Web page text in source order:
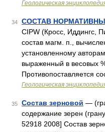
Геологическая
34 СОСТАВ
CIPW (Кросс, Иддингс,
состав магм. п.,
установленному
выраженный в весовых
Противопоставляется
Геологическая
35 Состав зерновой —
содержание зерен
52918 2008] Состав